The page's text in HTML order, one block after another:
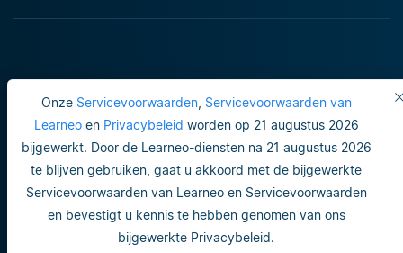
Onze Servicevoorwaarden, Servicevoorwaarden van
Learneoen Privacybeleid worden op 21 augustus 2026
bijgewerkt. Door de Learneo-diensten na 21 augustus 2026
te blijven gebruiken, gaat u akkoord met de bijgewerkte
Servicevoorwaarden van Learneo en Servicevoorwaarden
en bevestigt u kennis te hebben genomen van ons
bijgewerkte Privacybeleid.
Gebruiksvoorwaarden
Do not sell or share my personal info
Veiligheid en privacy